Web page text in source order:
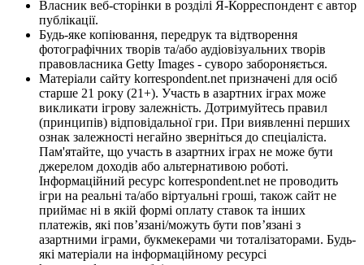
Власник веб-сторінки в розділі Я-Корреспондент є автор
публікації.
Будь-яке копіювання, передрук та відтворення
фотографічних творів та/або аудіовізуальних творів
правовласника Getty Images - суворо забороняється.
Матеріали сайту korrespondent.net призначені для осіб
старше 21 року (21+). Участь в азартних іграх може
викликати ігрову залежність. Дотримуйтесь правил
(принципів) відповідальної гри. При виявленні перших
ознак залежності негайно зверніться до спеціаліста.
Пам'ятайте, що участь в азартних іграх не може бути
джерелом доходів або альтернативою роботі.
Інформаційний ресурс korrespondent.net не проводить
ігри на реальні та/або віртуальні гроші, також сайт не
приймає ні в якій формі оплату ставок та інших
платежів, які пов’язані/можуть бути пов’язані з
азартними іграми, букмекерами чи тоталізаторами. Будь-
які матеріали на інформаційному ресурсі